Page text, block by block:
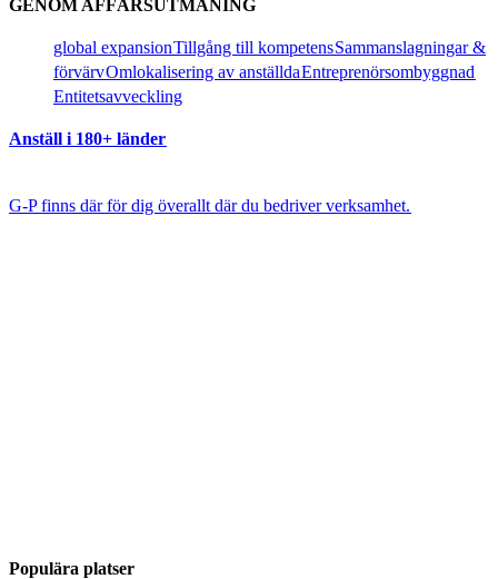
GENOM AFFÄRSUTMANING​​
global expansion​​Tillgång till kompetens​​Sammanslagningar &
förvärv​​Omlokalisering av anställda​​Entreprenörsombyggnad​​
Entitetsavveckling​​
Anställ i 180+ länder​​
G-P finns där för dig överallt där du bedriver verksamhet.​​
Populära platser​​